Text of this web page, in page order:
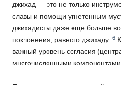
джихад — это не только
славы и помощи угнетенным
джихадисты даже еще больше
поклонения, равного джихаду. 6
важный уровень согласия
многочисленными компонентами.